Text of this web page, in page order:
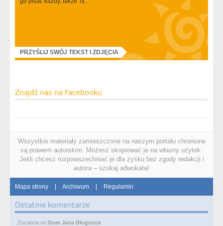
PRZYŚLIJ SWÓJ TEKST I ZDJĘCIA
Znajdź nas na Facebooku
Wszystkie materiały zamieszczone na naszym portalu chronione
są prawem autorskim. Możesz skopiować je na własny użytek.
Jeśli chcesz rozpowszechniać je dla zysku bez zgody redakcji i
autora – szukaj adwokata!
Mapa strony | Archiwum | Regulamin
Ostatnie komentarze
Zuzanna on Dom Jana Długosza